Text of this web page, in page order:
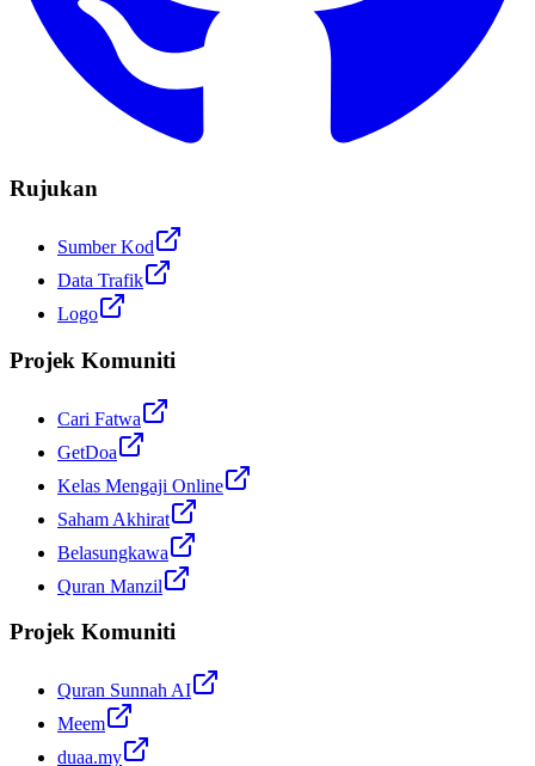
Rujukan
Sumber Kod
Data Trafik
Logo
Projek Komuniti
Cari Fatwa
GetDoa
Kelas Mengaji Online
Saham Akhirat
Belasungkawa
Quran Manzil
Projek Komuniti
Quran Sunnah AI
Meem
duaa.my